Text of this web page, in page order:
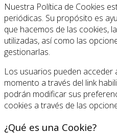
Nuestra Política de Cookies
periódicas. Su propósito es
que hacemos de las cookies,
utilizadas, así como las
gestionarlas.
Los usuarios pueden
momento a través del link
podrán modificar sus
cookies a través de las
¿Qué es una Cookie?